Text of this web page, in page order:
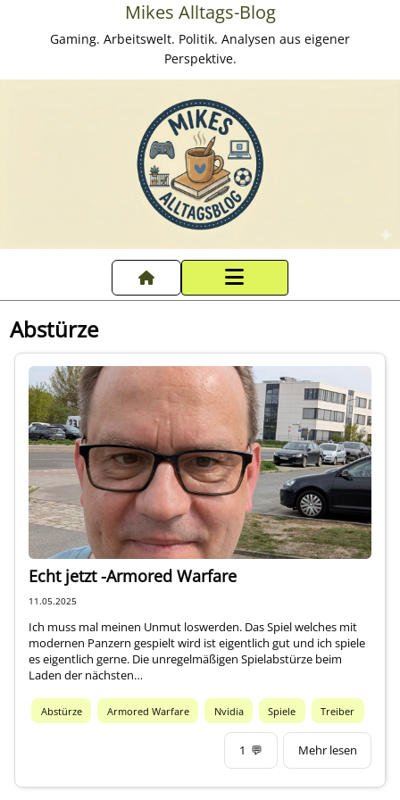
Mikes Alltags-Blog
Gaming. Arbeitswelt. Politik. Analysen aus eigener
Perspektive.
Startseite
Datenschutzerklärung
Impressum
Über mich
Abstürze
Echt jetzt -Armored Warfare
11.05.2025
Ich muss mal meinen Unmut loswerden. Das Spiel welches mit
modernen Panzern gespielt wird ist eigentlich gut und ich spiele
es eigentlich gerne. Die unregelmäßigen Spielabstürze beim
Laden der nächsten…
Abstürze Armored Warfare Nvidia Spiele Treiber
1 💬 Mehr lesen